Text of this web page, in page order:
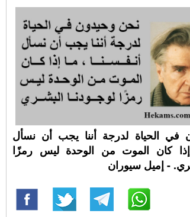
في الحياة لدرجة أننا يجب أن نسأل
إذا كان الموت من الوحدة ليس رمزًا
- إميل سيوران